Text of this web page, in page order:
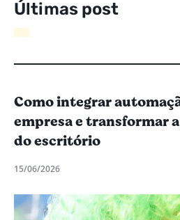
Últimas post
Como integrar
empresa e transformar
do escritório
15/06/2026